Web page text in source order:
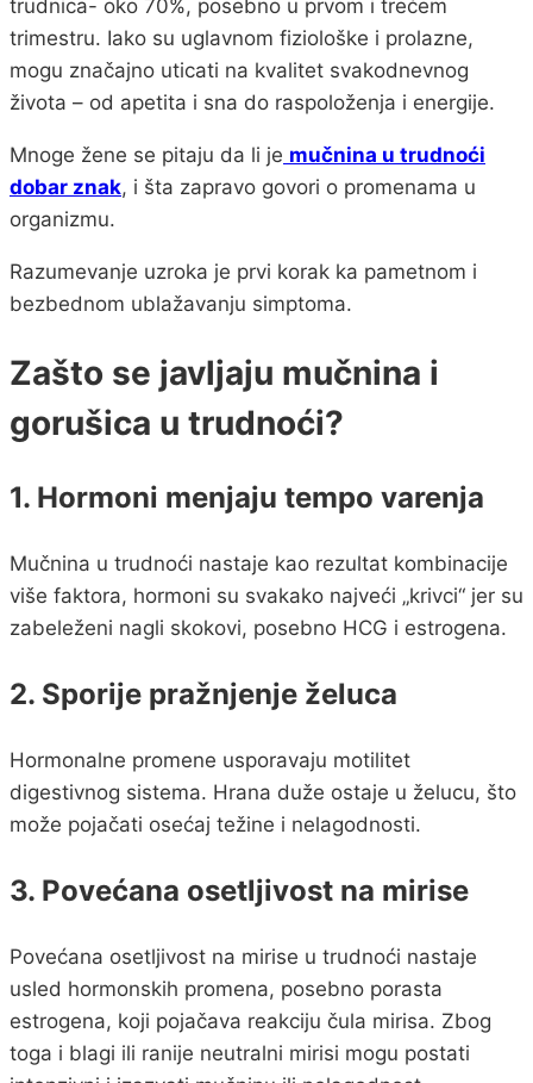
trudnica- oko 70%, posebno u prvom i trećem
trimestru. Iako su uglavnom fiziološke i prolazne,
mogu značajno uticati na kvalitet svakodnevnog
života – od apetita i sna do raspoloženja i energije.
Mnoge žene se pitaju da li je mučnina u trudnoći
dobar znak, i šta zapravo govori o promenama u
organizmu.
Razumevanje uzroka je prvi korak ka pametnom i
bezbednom ublažavanju simptoma.
Zašto se javljaju mučnina i
gorušica u trudnoći?
1. Hormoni menjaju tempo varenja
Mučnina u trudnoći nastaje kao rezultat kombinacije
više faktora, hormoni su svakako najveći „krivci“ jer su
zabeleženi nagli skokovi, posebno HCG i estrogena.
2. Sporije pražnjenje želuca
Hormonalne promene usporavaju motilitet
digestivnog sistema. Hrana duže ostaje u želucu, što
može pojačati osećaj težine i nelagodnosti.
3. Povećana osetljivost na mirise
Povećana osetljivost na mirise u trudnoći nastaje
usled hormonskih promena, posebno porasta
estrogena, koji pojačava reakciju čula mirisa. Zbog
toga i blagi ili ranije neutralni mirisi mogu postati